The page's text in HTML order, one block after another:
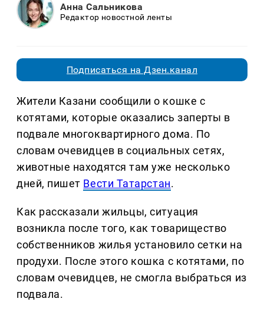
Анна Сальникова
Редактор новостной ленты
Подписаться на Дзен.канал
Жители Казани сообщили о кошке с
котятами, которые оказались заперты в
подвале многоквартирного дома. По
словам очевидцев в социальных сетях,
животные находятся там уже несколько
дней, пишет Вести Татарстан.
Как рассказали жильцы, ситуация
возникла после того, как товарищество
собственников жилья установило сетки на
продухи. После этого кошка с котятами, по
словам очевидцев, не смогла выбраться из
подвала.